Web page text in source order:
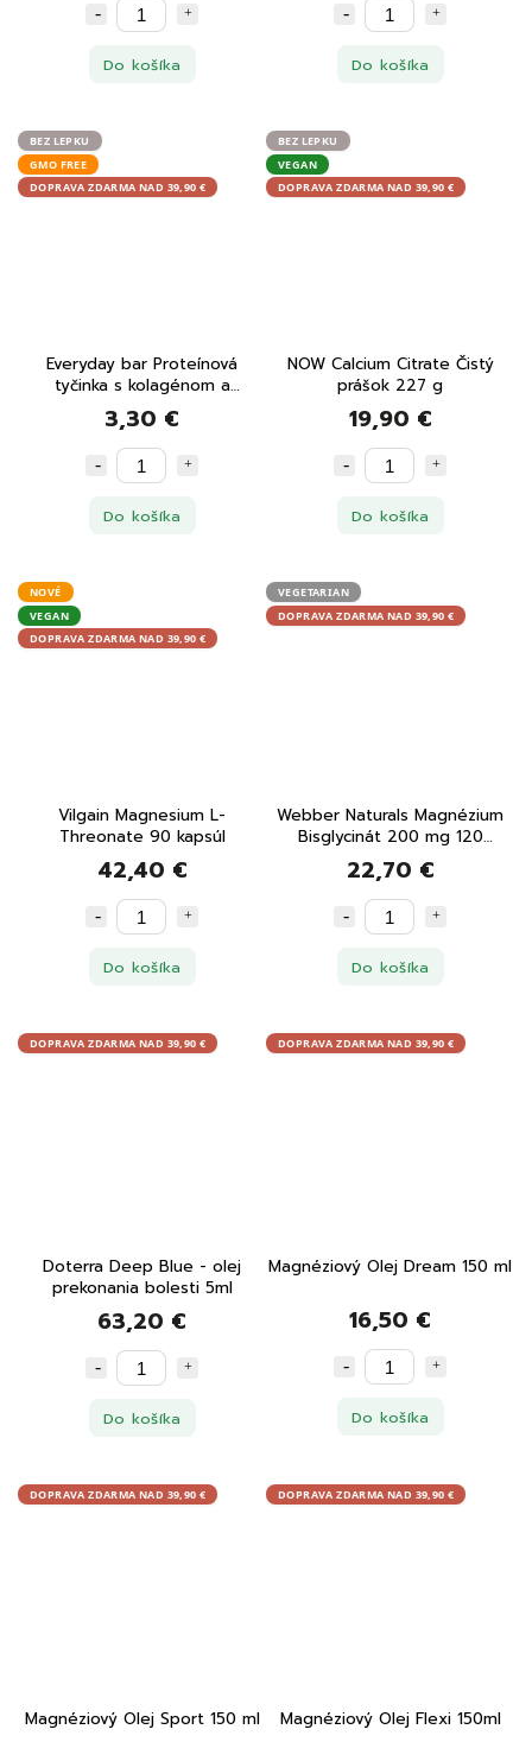
Do košíka Do košíka
BEZ LEPKU
GMO FREE
DOPRAVA ZDARMA NAD 39,90 €
Everyday bar Proteínová
tyčinka s kolagénom a
lieskovými orieškami, čokoláda,
morská soľ 32g
3,30 €
Do košíka
BEZ LEPKU
VEGAN
DOPRAVA ZDARMA NAD 39,90 €
NOW Calcium Citrate Čistý
prášok 227 g
19,90 €
Do košíka
NOVÉ
VEGAN
DOPRAVA ZDARMA NAD 39,90 €
Vilgain Magnesium L-
Threonate 90 kapsúl
42,40 €
Do košíka
VEGETARIAN
DOPRAVA ZDARMA NAD 39,90 €
Webber Naturals Magnézium
Bisglycinát 200 mg 120
vegetariánskych kapsúl
22,70 €
Do košíka
DOPRAVA ZDARMA NAD 39,90 €
Doterra Deep Blue - olej
prekonania bolesti 5ml
63,20 €
Do košíka
DOPRAVA ZDARMA NAD 39,90 €
Magnéziový Olej Dream 150 ml
16,50 €
Do košíka
DOPRAVA ZDARMA NAD 39,90 €
Magnéziový Olej Sport 150 ml
DOPRAVA ZDARMA NAD 39,90 €
Magnéziový Olej Flexi 150ml